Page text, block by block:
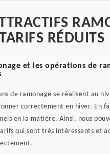
RÉDUITS
et les opérations de
de ramonage se réalisent au
correctement en hiver. En
en la matière. Ainsi, nous
qui sont très intéressants et